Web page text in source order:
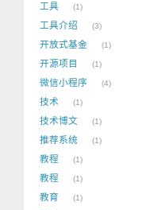
工具 1
工具介绍 3
开放式基金 1
开源项目 1
微信小程序 4
技术 1
技术博文 1
推荐系统 1
教程 1
教程 1
教育 1